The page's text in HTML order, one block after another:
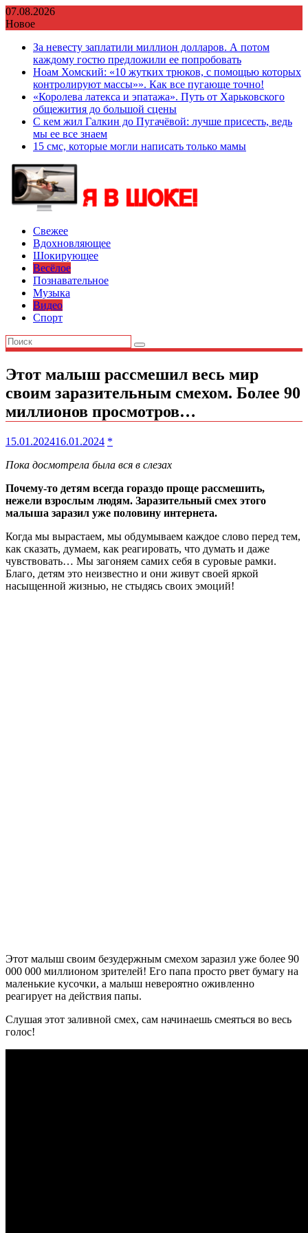
Перейти
к
07.08.2026
Новое
За невесту заплатили миллион долларов. А потом
каждому гостю предложили ее попробовать
Ноам Хомский: «10 жутких трюков, с помощью которых
контролируют массы»». Как все пугающе точно!
«Королева латекса и эпатажа». Путь от Харьковского
общежития до большой сцены
С кем жил Галкин до Пугачёвой: лучше присесть, ведь
мы ее все знаем
15 смс, которые могли написать только мамы
Свежее
Вдохновляющее
Шокирующее
Весёлое
Познавательное
Музыка
Видео
Спорт
Этот малыш рассмешил весь мир
своим заразительным смехом. Более 90
миллионов просмотров…
15.01.202416.01.2024 *
Пока досмотрела была вся в слезах
Почему-то детям всегда гораздо проще рассмешить,
нежели взрослым людям. Заразительный смех этого
малыша заразил уже половину интернета.
Когда мы вырастаем, мы обдумываем каждое слово перед тем,
как сказать, думаем, как реагировать, что думать и даже
чувствовать… Мы загоняем самих себя в суровые рамки.
Благо, детям это неизвестно и они живут своей яркой
насыщенной жизнью, не стыдясь своих эмоций!
Этот малыш своим безудержным смехом заразил уже более 90
000 000 миллионом зрителей! Его папа просто рвет бумагу на
маленькие кусочки, а малыш невероятно оживленно
реагирует на действия папы.
Слушая этот заливной смех, сам начинаешь смеяться во весь
голос!